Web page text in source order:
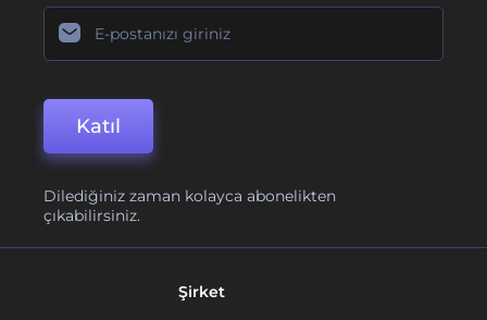
Katıl
Dilediğiniz zaman kolayca abonelikten
çıkabilirsiniz.
Şirket